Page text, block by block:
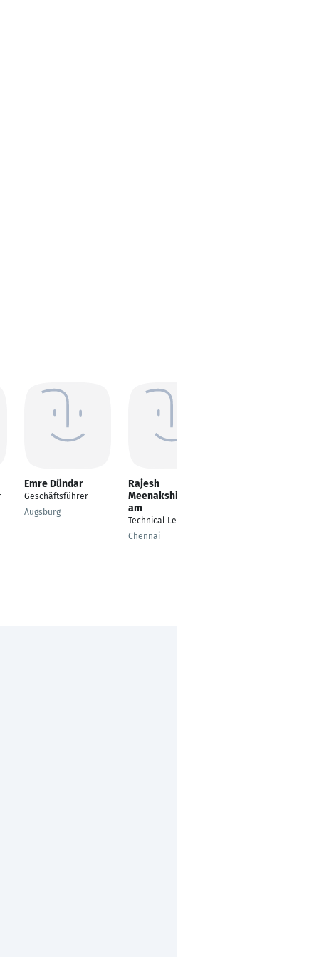
Emre Dündar
Geschäftsführer
Augsburg
Rajesh
Meenakshisundar
am
Technical Lead
Chennai